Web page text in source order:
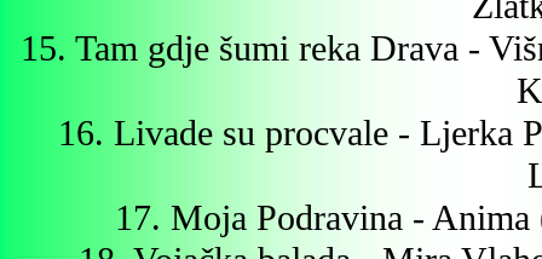
15. Tam gdje šumi reka Drava -
16. Livade su procvale - Ljerka
17. Moja Podravina -